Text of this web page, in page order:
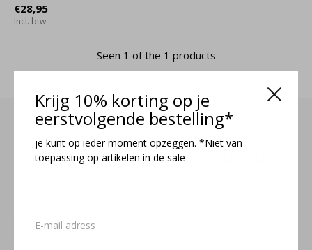
Krijg 10% korting op je
eerstvolgende bestelling*
je kunt op ieder moment opzeggen. *Niet van
toepassing op artikelen in de sale
€28,95
Incl. btw
Seen 1 of the 1 products
Meld je aan voor onze nieuwsbrief